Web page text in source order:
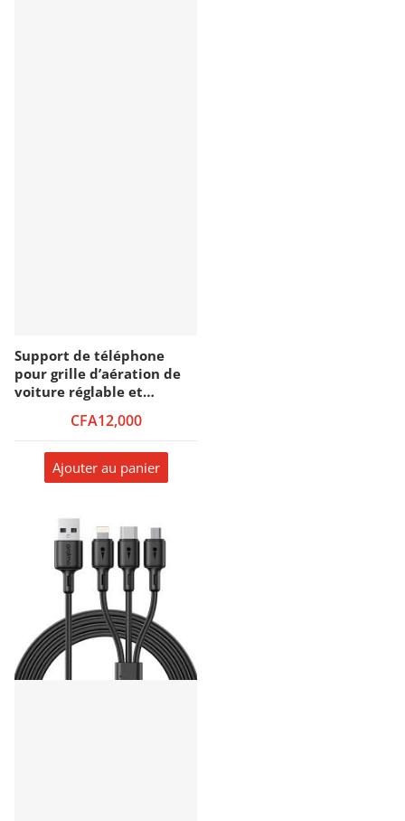
Support de téléphone
pour grille d’aération de
voiture réglable et
téléphones portables
CFA12,000
Ajouter au panier